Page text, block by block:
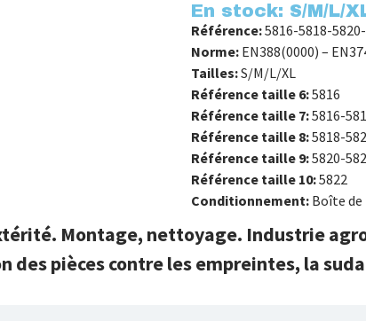
En stock: S/M/L/
Référence:5816-5818-
Norme: EN388(0000) –
Tailles:S/M/L/XL
Référence taille 6:5816
Référence taille 7:5816-
Référence taille 8:5818-
Référence taille 9:5820-
Référence taille 10:5822
Conditionnement: Boîte de
Montage, nettoyage. Industrie
pièces contre les empreintes, la